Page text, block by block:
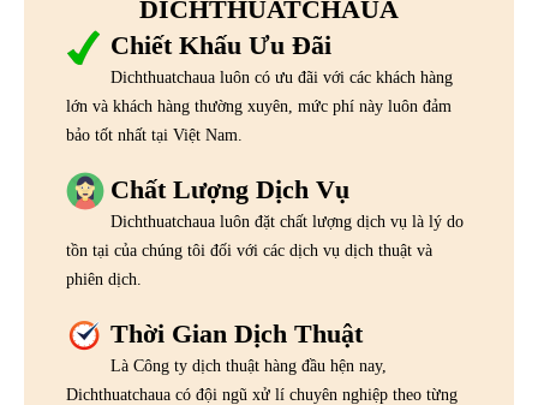
DICHTHUATCHAUA
Chiết Khấu Ưu Đãi
Dichthuatchaua luôn có ưu đãi với các khách hàng
lớn và khách hàng thường xuyên, mức phí này luôn đảm
bảo tốt nhất tại Việt Nam.
Chất Lượng Dịch Vụ
Dichthuatchaua luôn đặt chất lượng dịch vụ là lý do
tồn tại của chúng tôi đối với các dịch vụ dịch thuật và
phiên dịch.
Thời Gian Dịch Thuật
Là Công ty dịch thuật hàng đầu hện nay,
Dichthuatchaua có đội ngũ xử lí chuyên nghiệp theo từng